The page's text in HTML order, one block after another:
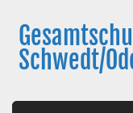
content
Schwedt/